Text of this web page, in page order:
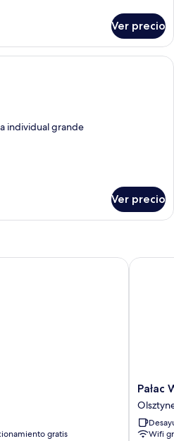
Ver precio
Una habitación de hotel con una
individual grande
Ver precio
gratis
Pałac
Warlity
Pałac
Wifi
Pałac